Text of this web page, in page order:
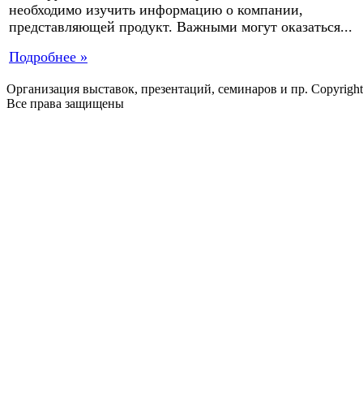
необходимо изучить информацию о компании,
представляющей продукт. Важными могут оказаться...
Подробнее »
Организация выставок, презентаций, семинаров и пр.
Все права защищены